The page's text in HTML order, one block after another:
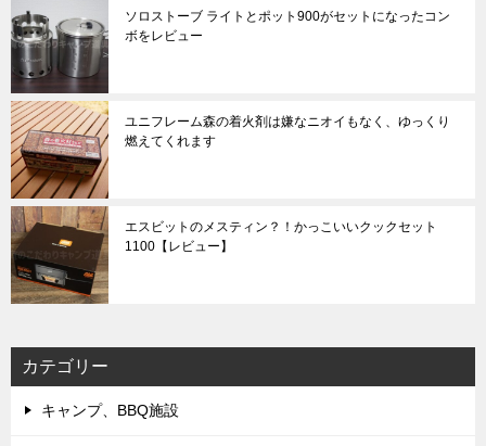
ソロストーブ ライトとポット900がセットになったコン
ボをレビュー
ユニフレーム森の着火剤は嫌なニオイもなく、ゆっくり
燃えてくれます
エスビットのメスティン？！かっこいいクックセット
1100【レビュー】
カテゴリー
キャンプ、BBQ施設